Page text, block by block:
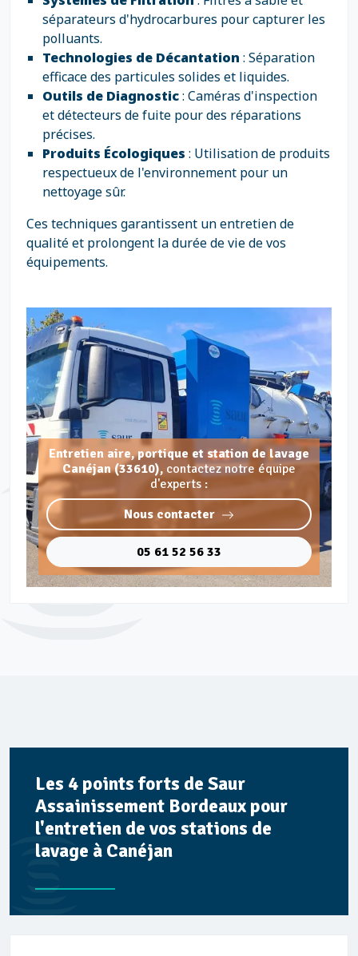
séparateurs d'hydrocarbures pour capturer les
polluants.
Technologies de Décantation : Séparation
efficace des particules solides et liquides.
Outils de Diagnostic: Caméras d'inspection
et détecteurs de fuite pour des réparations
précises.
Produits Écologiques : Utilisation de produits
respectueux de l'environnement pour un
nettoyage sûr.
Ces techniques garantissent un entretien de
qualité et prolongent la durée de vie de vos
équipements.
Entretien aire, portique et station de lavage
Canéjan (33610), contactez notre équipe
d'experts :
Nous contacter
05 61 52 56 33
Les 4 points forts de Saur
Assainissement Bordeaux pour
l'entretien de vos stations de
lavage à Canéjan